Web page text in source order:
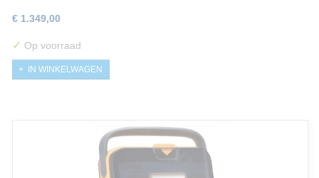
€ 1.349,00
✓ Op voorraad
IN WINKELWAGEN